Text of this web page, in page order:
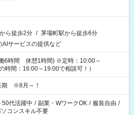
ら徒歩2分 / 茅場町駅から徒歩6分
AIサービスの提供など
6時間 休憩1時間) ※定時：10:00～
時間：16:00～19:00で相談可！）
期 ※8月～！
50代活躍中 / 副業・WワークOK / 服装自由 /
コンスキル不要